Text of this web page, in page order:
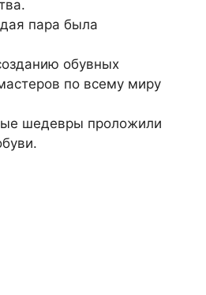
пара была
обувных
по всему миру
шедевры проложили